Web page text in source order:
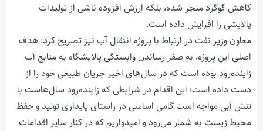
کاهش گوگرد منجر شده، بلکه ارزش افزوده ناشی از تولیدات
پالایشی را افزایش داده است.
معاون وزیر نفت در ارتباط با پروژه انتقال آب نیز تصریح کرد: هدف
اصلی این پروژه، به صفر رساندن وابستگی پالایشگاه به منابع آب
زاینده‌رود بوده است که در سال‌های اخیر جریان طبیعی خود را از
دست داده است؛ این اقدام در شرایطی که زاینده‌رود سال‌هاست با
تنش آبی مواجه است گامی اساسی در راستای پایداری تولید و حفظ
محیط زیست به شمار می‌رود و امیدواریم که در کنار سایر اقدامات